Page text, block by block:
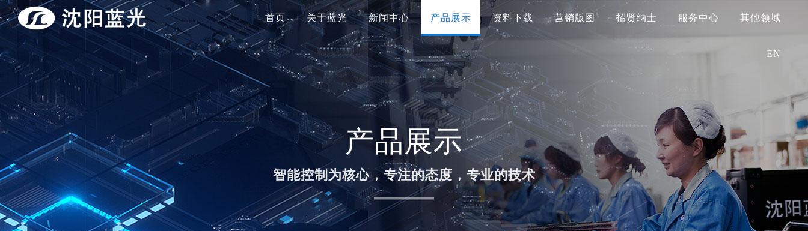
首页 关于蓝光 新闻中心 产品展示 资料下载 营销版图 招贤纳士 服务中心 其他领域
EN
产品展示
智能控制为核心，专注的态度，专业的技术